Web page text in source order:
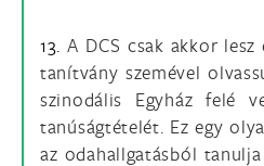
13. A DCS csak akkor
tanítvány szemével
szinodális Egyház felé
tanúságtételét. Ez egy
az odahallgatásból